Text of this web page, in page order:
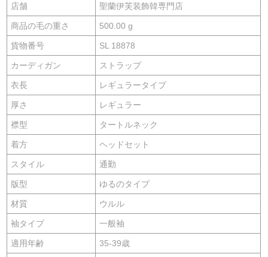
店舗 聖蘭伊芙装飾韓専門店
商品の毛の重さ 500.00 g
貨物番号 SL 18878
カーディガン ストラップ
衣長 レギュラータイプ
厚さ レギュラー
襟型 タートルネック
着方 ヘッドセット
スタイル 通勤
版型 ゆるのタイプ
材質 ウルル
袖タイプ 一般袖
適用年齢 35-39歳